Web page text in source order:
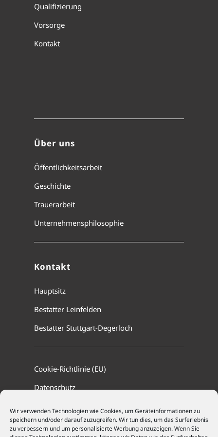
Wir verwenden Technologien wie Cookies, um Geräteinformationen zu
speichern und/oder darauf zuzugreifen. Wir tun dies, um das Surferlebnis
zu verbessern und um personalisierte Werbung anzuzeigen. Wenn Sie
Qualifizierung
Vorsorge
Kontakt
Über uns
Öffentlichkeitsarbeit
Geschichte
Trauerarbeit
Unternehmensphilosophie
Kontakt
Hauptsitz
Bestatter Leinfelden
Bestatter Stuttgart-Degerloch
Cookie-Richtlinie (EU)
Datenschutz